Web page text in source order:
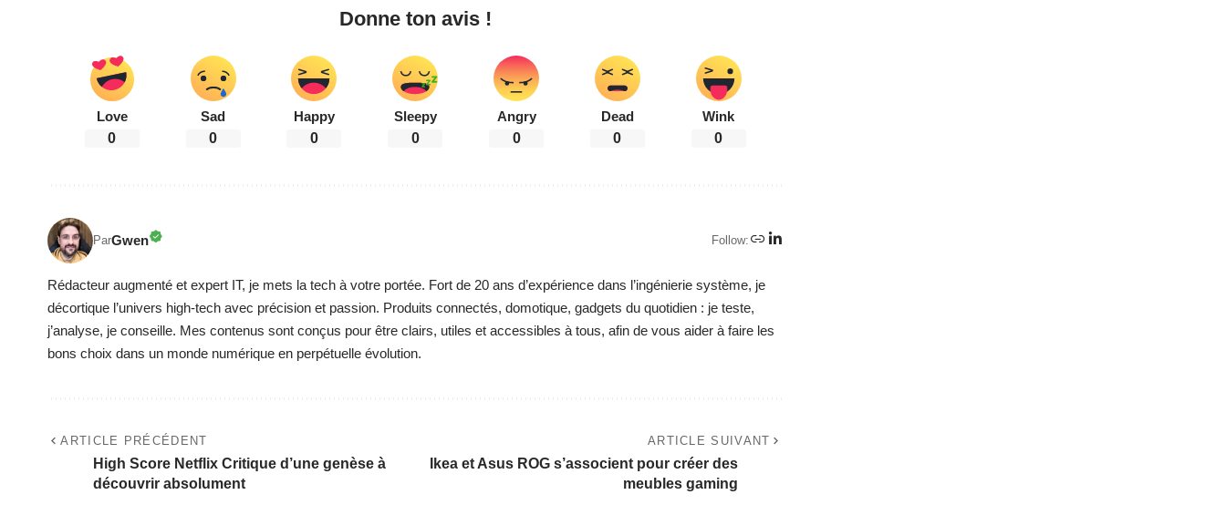
Donne ton avis !
Love
0
Sad
0
Happy
0
Sleepy
0
Angry
0
Dead
0
Wink
0
ParGwen Follow:
Rédacteur augmenté et expert IT, je mets la tech à votre portée. Fort de 20 ans d’expérience dans l’ingénierie système, je
décortique l’univers high-tech avec précision et passion. Produits connectés, domotique, gadgets du quotidien : je teste,
j’analyse, je conseille. Mes contenus sont conçus pour être clairs, utiles et accessibles à tous, afin de vous aider à faire les
bons choix dans un monde numérique en perpétuelle évolution.
ARTICLE PRÉCÉDENT
High Score Netflix Critique d’une genèse à
découvrir absolument
ARTICLE SUIVANT
Ikea et Asus ROG s’associent pour créer des
meubles gaming